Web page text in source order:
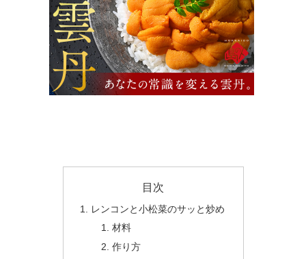
目次
レンコンと小松菜のサッと炒め
材料
作り方